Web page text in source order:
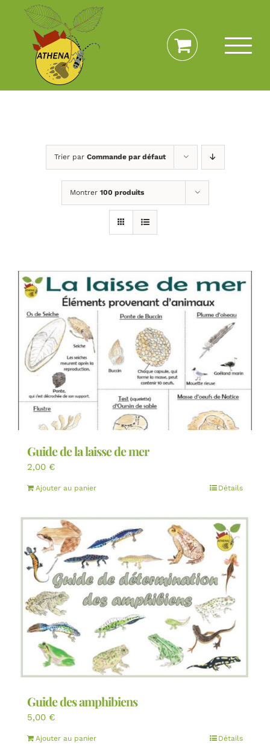
Passer
contenu
Trier par Commande par défaut
Montrer 100 produits
Guide de la laisse de mer
2,00 €
Ajouter au panier Détails
Guide des amphibiens
5,00 €
Ajouter au panier Détails